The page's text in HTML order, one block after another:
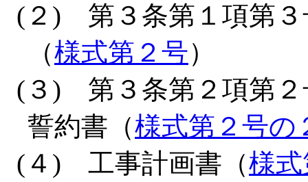
(２) 第３条第１項第３
（様式第２号）
(３) 第３条第２項第２
誓約書（様式第２号の
(４) 工事計画書（様